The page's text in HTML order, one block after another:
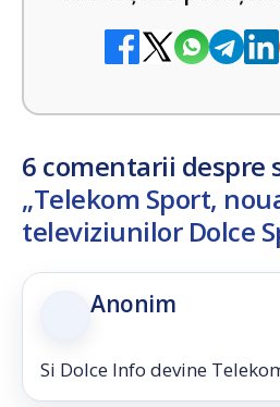
6 comentarii despre
„Telekom Sport,
televiziunilor Dolce
Anonim
Si Dolce Info devine